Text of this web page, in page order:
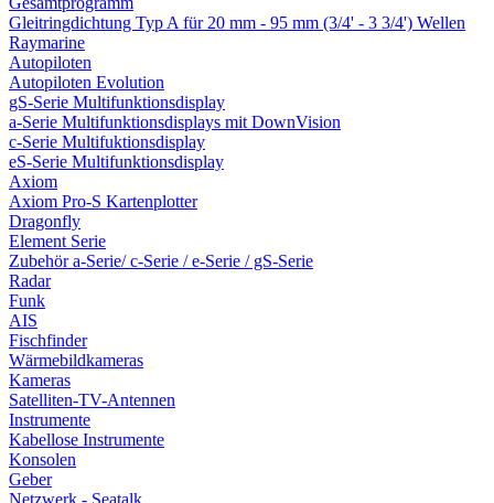
Gleitringdichtung Typ A für 20 mm - 95 mm (3/4' - 3 3/4') Wellen
Raymarine
Autopiloten
Autopiloten Evolution
gS-Serie Multifunktionsdisplay
a-Serie Multifunktionsdisplays mit DownVision
c-Serie Multifuktionsdisplay
eS-Serie Multifunktionsdisplay
Axiom
Axiom Pro-S Kartenplotter
Dragonfly
Element Serie
Zubehör a-Serie/ c-Serie / e-Serie / gS-Serie
Radar
Funk
AIS
Fischfinder
Wärmebildkameras
Kameras
Satelliten-TV-Antennen
Instrumente
Kabellose Instrumente
Konsolen
Geber
Netzwerk - Seatalk